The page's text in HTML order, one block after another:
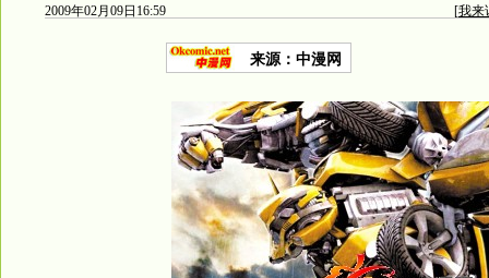
2009年02月09日16:59 [我来
来源：中漫网